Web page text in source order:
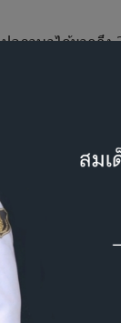
ลภาษาได้มากถึ
เครื่องช่วยฟังที่